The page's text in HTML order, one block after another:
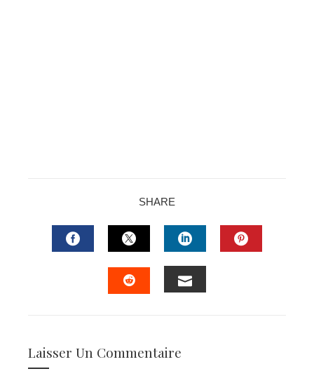
SHARE
FACEBOOKTWITTERLINKEDIN
Laisser Un Commentaire